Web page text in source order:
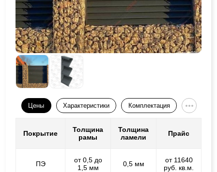
Цены Характеристики Комплектация
Покрытие
Толщина
рамы
Толщина
ламели
Прайс
ПЭ
от 0,5 до
1,5 мм
0,5 мм
от 11640
руб. кв.м.